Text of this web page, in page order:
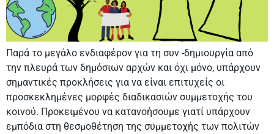
Παρά το μεγάλο ενδιαφέρον για τη συν -δημιουργία από
την πλευρά των δημόσιων αρχών και όχι μόνο, υπάρχουν
σημαντικές προκλήσεις για να είναι επιτυχείς οι
προσκεκλημένες μορφές διαδικασιών συμμετοχής του
κοινού. Προκειμένου να κατανοήσουμε γιατί υπάρχουν
εμπόδια στη θεσμοθέτηση της συμμετοχής των πολιτών